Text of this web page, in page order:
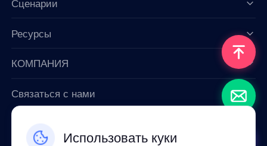
Использовать куки
Сценарии
Ресурсы
КОМПАНИЯ
Связаться с нами